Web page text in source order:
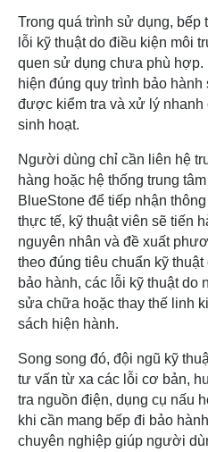
Trong quá trình sử dụng, bếp
lỗi kỹ thuật do điều kiện môi
quen sử dụng chưa phù
hiện đúng quy trình bảo
được kiểm tra và xử lý nhanh
sinh hoạt.
Người dùng chỉ cần liên hệ
hàng hoặc hệ thống trung
BlueStone để tiếp nhận
thực tế, kỹ thuật viên sẽ tiến
nguyên nhân và đề xuất
theo đúng tiêu chuẩn kỹ
bảo hành, các lỗi kỹ thuật do
sửa chữa hoặc thay thế linh
sách hiện hành.
Song song đó, đội ngũ kỹ
tư vấn từ xa các lỗi cơ bản,
tra nguồn điện, dụng cụ nấu
khi cần mang bếp đi bảo
chuyên nghiệp giúp người